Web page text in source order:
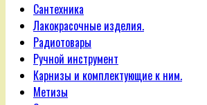
Сантехника
Лакокрасочные изделия.
Радиотовары
Ручной инструмент
Карнизы и комплектующие к ним.
Метизы